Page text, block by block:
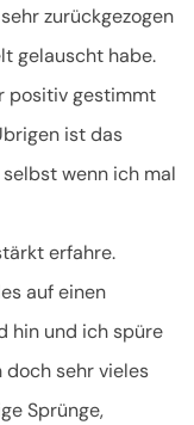
zurückgezogen
gelauscht habe.
positiv gestimmt
ist das
selbst wenn ich mal
erfahre.
auf einen
hin und ich spüre
doch sehr vieles
Sprünge,